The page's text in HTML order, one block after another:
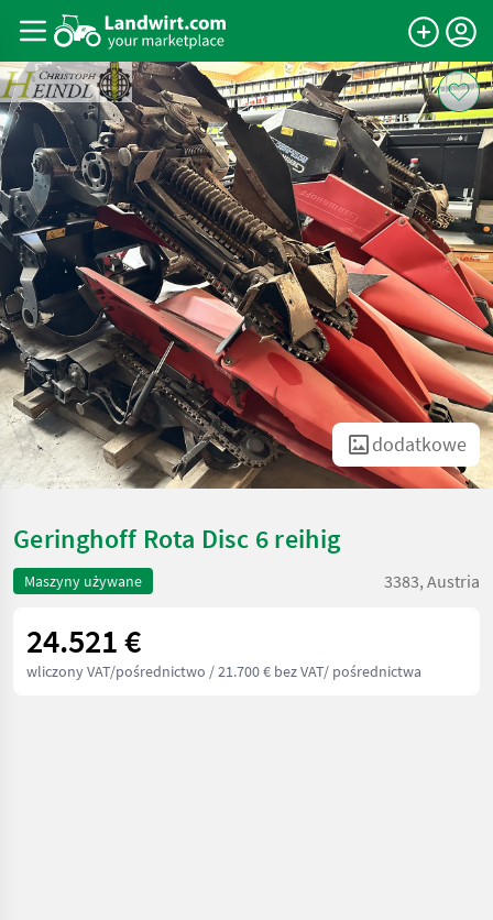
dodatkowe
Geringhoff Rota Disc 6 reihig
Maszyny używane 3383, Austria
24.521 €
wliczony VAT/pośrednictwo / 21.700 € bez VAT/ pośrednictwa